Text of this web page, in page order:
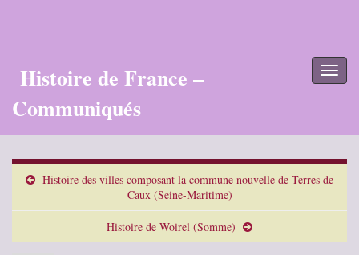
Histoire de France –
Communiqués
Histoire des villes composant la commune nouvelle de Terres de
Caux (Seine-Maritime)
Histoire de Woirel (Somme)